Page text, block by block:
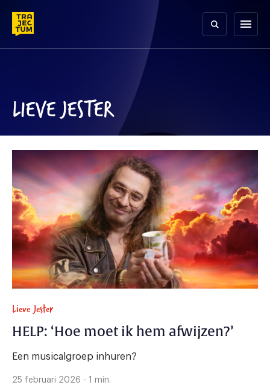
content
menu
LIEVE JESTER
Lieve Jester
HELP: ‘Hoe moet ik hem afwijzen?’
Een musicalgroep inhuren?
25 februari 2026 - 1 min.